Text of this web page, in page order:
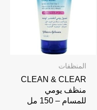
المنظفات
CLEAN & CLEAR
منظف يومي
للمسام – 150 مل